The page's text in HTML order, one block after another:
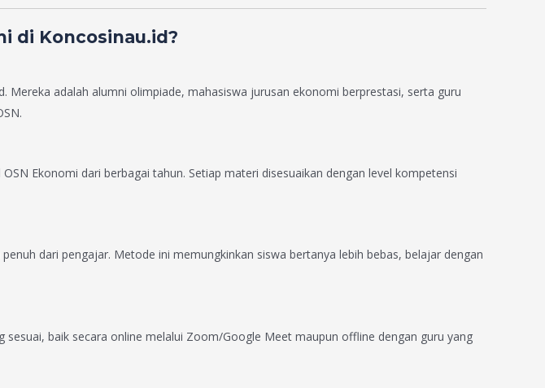
di Koncosinau.id?
adalah alumni olimpiade, mahasiswa jurusan ekonomi berprestasi, serta guru
Ekonomi dari berbagai tahun. Setiap materi disesuaikan dengan level kompetensi
dari pengajar. Metode ini memungkinkan siswa bertanya lebih bebas, belajar dengan
baik secara online melalui Zoom/Google Meet maupun offline dengan guru yang